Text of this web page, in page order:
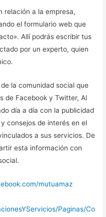
relación a la empresa,
el formulario web que
Allí podrás escribir tus
por un experto, quien
la comunidad social que
de Facebook y Twitter, Al
día a día con la publicidad
consejos de interés en el
a sus servicios. De
esta información con
mutuamaz
Paginas/Co